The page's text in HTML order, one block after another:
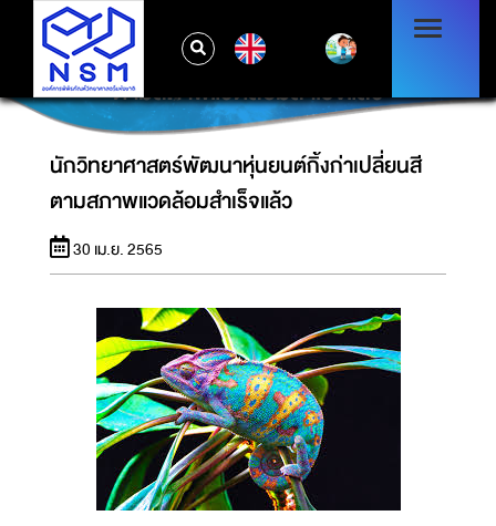
นักวิทยาศาสตร์พัฒนาหุ่นยนต์กิ้งก่าเปลี่ยนสี
ตามสภาพแวดล้อมสำเร็จแล้ว
นักวิทยาศาสตร์พัฒนาหุ่นยนต์กิ้งก่าเปลี่ยนสี
ตามสภาพแวดล้อมสำเร็จแล้ว
30 เม.ย. 2565